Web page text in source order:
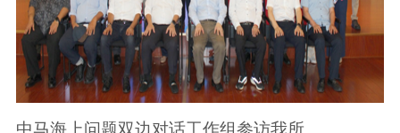
中马海上问题双边对话工作组参访我所